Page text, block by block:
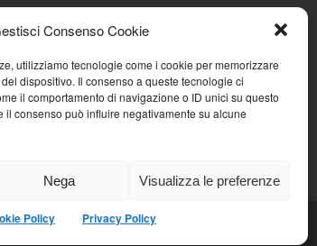
Consenso Cookie
utilizziamo tecnologie come i cookie per memorizzare
dispositivo. Il consenso a queste tecnologie ci
il comportamento di navigazione o ID unici su questo
il consenso può influire negativamente su alcune
Nega Visualizza le preferenze
Policy Privacy Policy
Community